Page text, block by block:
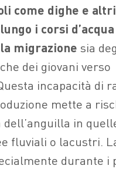
come dighe e altri
i corsi d’acqua
migrazione sia
dei giovani verso
incapacità di
mette a
dell’anguilla in
fluviali o lacustri.
durante i